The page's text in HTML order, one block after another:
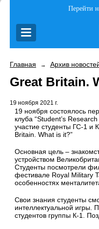
Перейти
Главная → Архив
Great Britain.
19 ноября 2021 г.
19 ноября состоялось
клуба “Student’s Research
участие студенты ГС-1 и
Britain. What is it?”
Основная цель –
устройством
Студенты посмотрели
фестивале Royal Military
особенностях
Свои знания студенты
интеллектуальной игры.
студентов группы К-1.